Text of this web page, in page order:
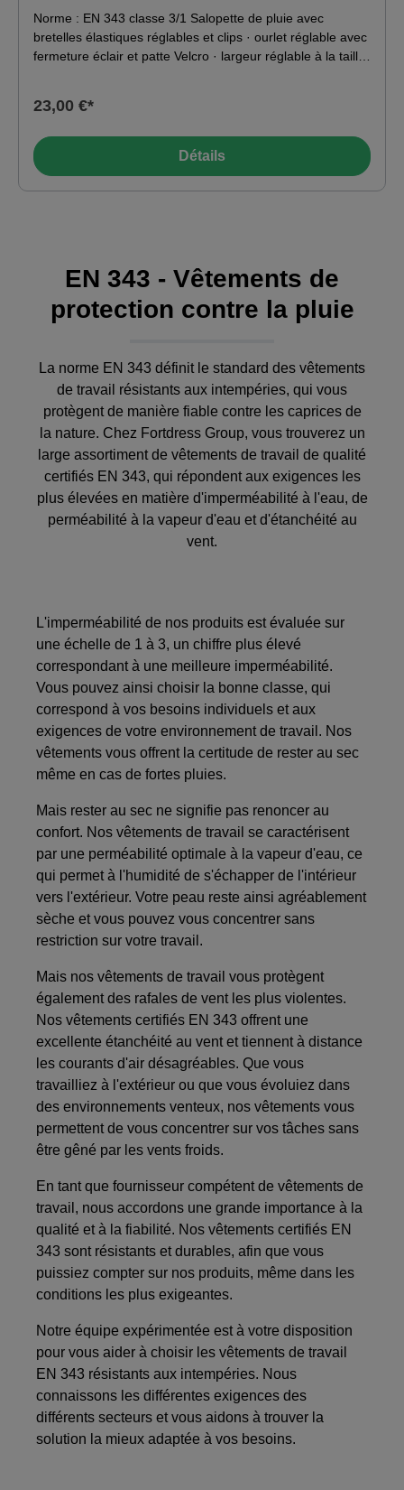
Norme : EN 343 classe 3/1 Salopette de pluie avec
bretelles élastiques réglables et clips · ourlet réglable avec
fermeture éclair et patte Velcro · largeur réglable à la taille
23,00 €*
Détails
EN 343 - Vêtements de
protection contre la pluie
La norme EN 343 définit le standard des vêtements
de travail résistants aux intempéries, qui vous
protègent de manière fiable contre les caprices de
la nature. Chez Fortdress Group, vous trouverez un
large assortiment de vêtements de travail de qualité
certifiés EN 343, qui répondent aux exigences les
plus élevées en matière d'imperméabilité à l'eau, de
perméabilité à la vapeur d'eau et d'étanchéité au
vent.
L'imperméabilité de nos produits est évaluée sur
une échelle de 1 à 3, un chiffre plus élevé
correspondant à une meilleure imperméabilité.
Vous pouvez ainsi choisir la bonne classe, qui
correspond à vos besoins individuels et aux
exigences de votre environnement de travail. Nos
vêtements vous offrent la certitude de rester au sec
même en cas de fortes pluies.
Mais rester au sec ne signifie pas renoncer au
confort. Nos vêtements de travail se caractérisent
par une perméabilité optimale à la vapeur d'eau, ce
qui permet à l'humidité de s'échapper de l'intérieur
vers l'extérieur. Votre peau reste ainsi agréablement
sèche et vous pouvez vous concentrer sans
restriction sur votre travail.
Mais nos vêtements de travail vous protègent
également des rafales de vent les plus violentes.
Nos vêtements certifiés EN 343 offrent une
excellente étanchéité au vent et tiennent à distance
les courants d'air désagréables. Que vous
travailliez à l'extérieur ou que vous évoluiez dans
des environnements venteux, nos vêtements vous
permettent de vous concentrer sur vos tâches sans
être gêné par les vents froids.
En tant que fournisseur compétent de vêtements de
travail, nous accordons une grande importance à la
qualité et à la fiabilité. Nos vêtements certifiés EN
343 sont résistants et durables, afin que vous
puissiez compter sur nos produits, même dans les
conditions les plus exigeantes.
Notre équipe expérimentée est à votre disposition
pour vous aider à choisir les vêtements de travail
EN 343 résistants aux intempéries. Nous
connaissons les différentes exigences des
différents secteurs et vous aidons à trouver la
solution la mieux adaptée à vos besoins.